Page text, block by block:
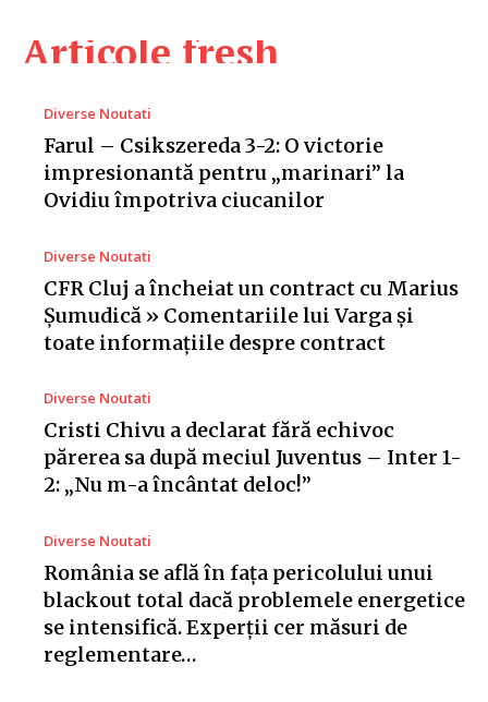
Articole fresh
Diverse Noutati
Farul – Csikszereda 3-2: O victorie
impresionantă pentru „marinari” la
Ovidiu împotriva ciucanilor
Diverse Noutati
CFR Cluj a încheiat un contract cu Marius
Șumudică » Comentariile lui Varga și
toate informațiile despre contract
Diverse Noutati
Cristi Chivu a declarat fără echivoc
părerea sa după meciul Juventus – Inter 1-
2: „Nu m-a încântat deloc!”
Diverse Noutati
România se află în fața pericolului unui
blackout total dacă problemele energetice
se intensifică. Experții cer măsuri de
reglementare…